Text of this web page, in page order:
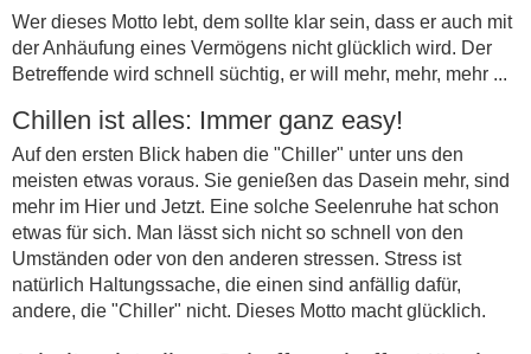
Wer dieses Motto lebt, dem sollte klar sein, dass er auch mit
der Anhäufung eines Vermögens nicht glücklich wird. Der
Betreffende wird schnell süchtig, er will mehr, mehr, mehr ...
Chillen ist alles: Immer ganz easy!
Auf den ersten Blick haben die "Chiller" unter uns den
meisten etwas voraus. Sie genießen das Dasein mehr, sind
mehr im Hier und Jetzt. Eine solche Seelenruhe hat schon
etwas für sich. Man lässt sich nicht so schnell von den
Umständen oder von den anderen stressen. Stress ist
natürlich Haltungssache, die einen sind anfällig dafür,
andere, die "Chiller" nicht. Dieses Motto macht glücklich.